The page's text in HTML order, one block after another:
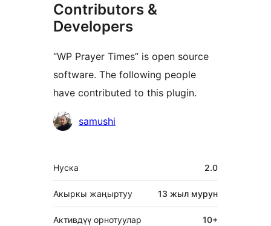
Contributors &
Developers
“WP Prayer Times” is open source
software. The following people
have contributed to this plugin.
Мүчөлөрү
samushi
Мета
Нуска 2.0
Акыркы жаңыртуу 13 жыл мурун
Активдүү орнотуулар 10+